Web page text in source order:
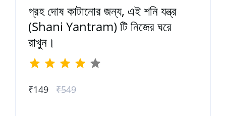
গ্রহ দোষ কাটানোর জন্য, এই শনি যন্ত্র
(Shani Yantram) টি নিজের ঘরে
রাখুন।
₹149 ₹549